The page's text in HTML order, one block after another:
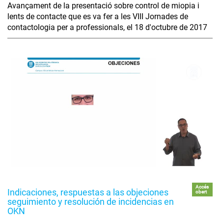
Avançament de la presentació sobre control de miopia i
lents de contacte que es va fer a les VIII Jornades de
contactologia per a professionals, el 18 d'octubre de 2017
Indicaciones, respuestas a las objeciones
seguimiento y resolución de incidencias en
OKN
Accés
obert